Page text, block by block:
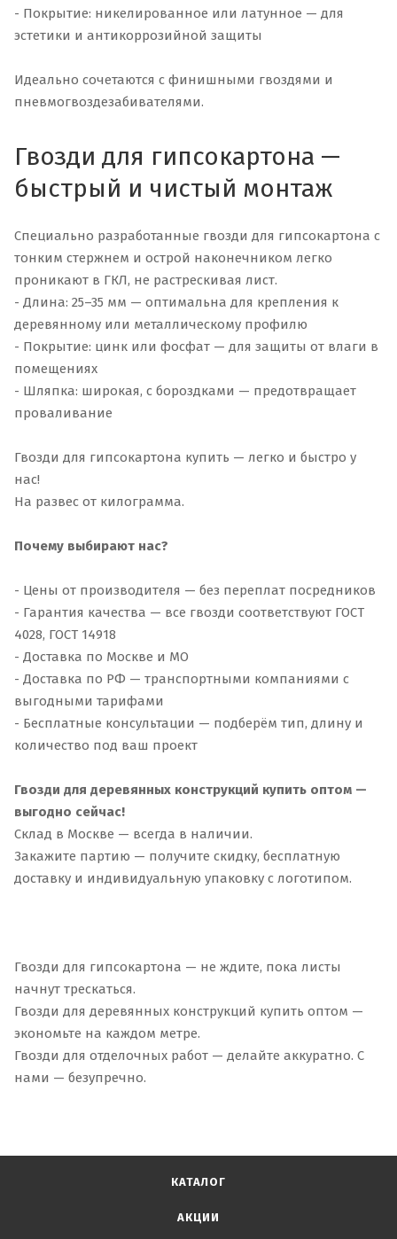
- Покрытие: никелированное или латунное — для
эстетики и антикоррозийной защиты
Идеально сочетаются с финишными гвоздями и
пневмогвоздезабивателями.
Гвозди для гипсокартона —
быстрый и чистый монтаж
Специально разработанные гвозди для гипсокартона с
тонким стержнем и острой наконечником легко
проникают в ГКЛ, не растрескивая лист.
- Длина: 25–35 мм — оптимальна для крепления к
деревянному или металлическому профилю
- Покрытие: цинк или фосфат — для защиты от влаги в
помещениях
- Шляпка: широкая, с бороздками — предотвращает
проваливание
Гвозди для гипсокартона купить — легко и быстро у
нас!
На развес от килограмма.
Почему выбирают нас?
- Цены от производителя — без переплат посредников
- Гарантия качества — все гвозди соответствуют ГОСТ
4028, ГОСТ 14918
- Доставка по Москве и МО
- Доставка по РФ — транспортными компаниями с
выгодными тарифами
- Бесплатные консультации — подберём тип, длину и
количество под ваш проект
Гвозди для деревянных конструкций купить оптом —
выгодно сейчас!
Склад в Москве — всегда в наличии.
Закажите партию — получите скидку, бесплатную
доставку и индивидуальную упаковку с логотипом.
Гвозди для гипсокартона — не ждите, пока листы
начнут трескаться.
Гвозди для деревянных конструкций купить оптом —
экономьте на каждом метре.
Гвозди для отделочных работ — делайте аккуратно. С
нами — безупречно.
КАТАЛОГ
АКЦИИ